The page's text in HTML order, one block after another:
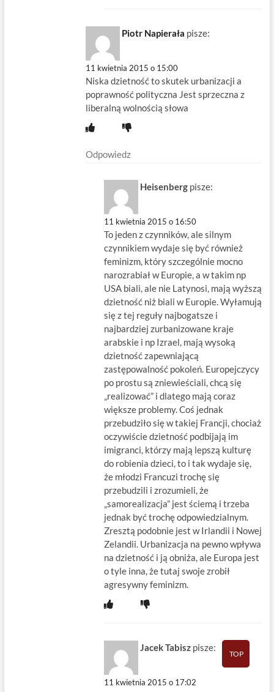
Piotr Napierała pisze:
11 kwietnia 2015 o 15:00
Niska dzietność to skutek urbanizacji a
poprawność polityczna Jest sprzeczna z
liberalną wolnością słowa
Odpowiedz
Heisenberg pisze:
11 kwietnia 2015 o 16:50
To jeden z czynników, ale silnym
czynnikiem wydaje się być również
feminizm, który szczególnie mocno
narozrabiał w Europie, a w takim np
USA biali, ale nie Latynosi, mają wyższą
dzietność niż biali w Europie. Wyłamują
się z tej reguły najbogatsze i
najbardziej zurbanizowane kraje
arabskie i np Izrael, mają wysoką
dzietność zapewniającą
zastępowalność pokoleń. Europejczycy
po prostu są zniewieściali, chcą się
„realizować” i dlatego mają coraz
większe problemy. Coś jednak
przebudziło się w takiej Francji, chociaż
oczywiście dzietność podbijają im
imigranci, którzy mają lepszą kulturę
do robienia dzieci, to i tak wydaje się,
że młodzi Francuzi trochę się
przebudzili i zrozumieli, że
„samorealizacja” jest ściemą i trzeba
jednak być trochę odpowiedzialnym.
Zresztą podobnie jest w Irlandii i Nowej
Zelandii. Urbanizacja na pewno wpływa
na dzietność i ją obniża, ale Europa jest
o tyle inna, że tutaj swoje zrobił
agresywny feminizm.
Jacek Tabisz pisze:
11 kwietnia 2015 o 17:02
TOP